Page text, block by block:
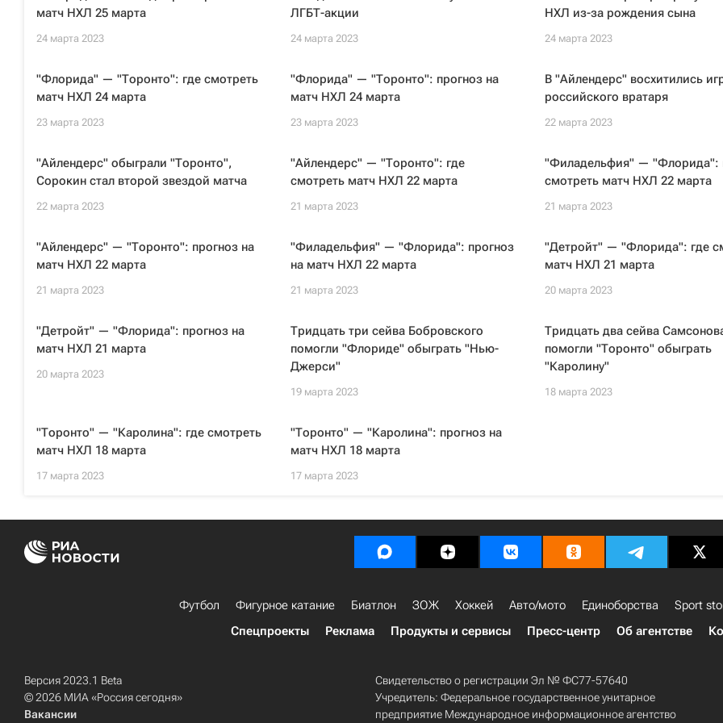
матч НХЛ 25 марта
24 марта 2023
ЛГБТ-акции
24 марта 2023
НХЛ из-за рождения сына
24 марта 2023
"Флорида" — "Торонто": где смотреть
матч НХЛ 24 марта
23 марта 2023
"Флорида" — "Торонто": прогноз на
матч НХЛ 24 марта
23 марта 2023
В "Айлендерс" восхитились
российского вратаря
22 марта 2023
"Айлендерс" обыграли "Торонто",
Сорокин стал второй звездой матча
22 марта 2023
"Айлендерс" — "Торонто": где
смотреть матч НХЛ 22 марта
21 марта 2023
"Филадельфия" — "Флорида":
смотреть матч НХЛ 22 марта
21 марта 2023
"Айлендерс" — "Торонто": прогноз на
матч НХЛ 22 марта
21 марта 2023
"Филадельфия" — "Флорида": прогноз
на матч НХЛ 22 марта
21 марта 2023
"Детройт" — "Флорида": где
матч НХЛ 21 марта
20 марта 2023
"Детройт" — "Флорида": прогноз на
матч НХЛ 21 марта
20 марта 2023
Тридцать три сейва Бобровского
помогли "Флориде" обыграть "Нью-
Джерси"
19 марта 2023
Тридцать два сейва
помогли "Торонто" обыграть
"Каролину"
18 марта 2023
"Торонто" — "Каролина": где смотреть
матч НХЛ 18 марта
17 марта 2023
"Торонто" — "Каролина": прогноз на
матч НХЛ 18 марта
17 марта 2023
Футбол Фигурное катание Биатлон ЗОЖ Хоккей Авто/мото Единоборства Sport
Спецпроекты
Реклама Продукты и сервисы Пресс-центр Об агентстве
Версия 2023.1 Beta
© 2026 МИА «Россия сегодня»
Вакансии
Свидетельство о регистрации Эл № ФС77-57640
Учредитель: Федеральное государственное унитарное
предприятие Международное информационное агентство